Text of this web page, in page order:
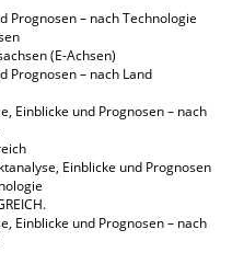
Prognosen – nach Technologie
(E-Achsen)
Prognosen – nach Land
Einblicke und Prognosen – nach
Einblicke und Prognosen
Einblicke und Prognosen – nach